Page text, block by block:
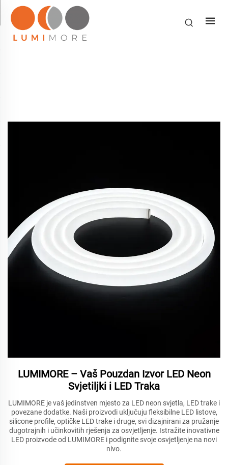
LUMIMORE – Vaš Pouzdan Izvor LED Neon
Svjetiljki i LED Traka
LUMIMORE je vaš jedinstven mjesto za LED neon svjetla, LED trake i
povezane dodatke. Naši proizvodi uključuju fleksibilne LED listove,
silicone profile, optičke LED trake i druge, svi dizajnirani za pružanje
dugotrajnih i učinkovitih rješenja za osvjetljenje. Istražite inovativne
LED proizvode od LUMIMORE i podignite svoje osvjetljenje na novi
nivo.